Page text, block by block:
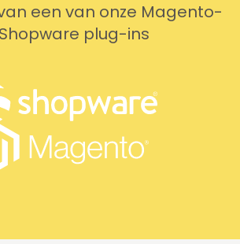
een van onze Magento-
plug-ins